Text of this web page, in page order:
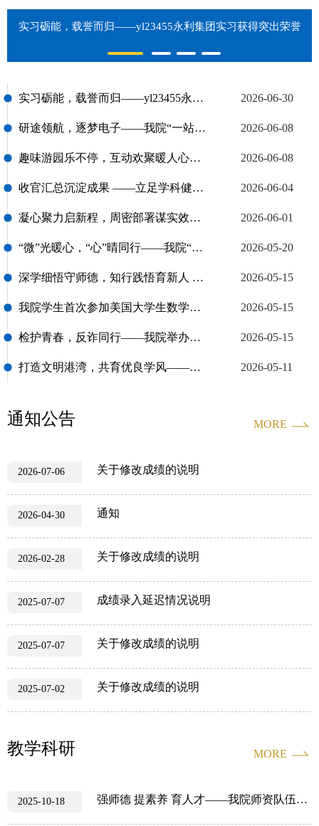
实习砺能，载誉而归——yl23455永利集团实习获得突出荣誉
实习砺能，载誉而归——yl23455永利集团实习获得突出荣誉 2026-06-30
研途领航，逐梦电子——我院“一站式”学生社区“书记工作坊”第十一篇——举办考研经验分享会 2026-06-08
趣味游园乐不停，互动欢聚暖人心——我院“一站式”学生社区暨“书记工作坊”第十篇——主题游园会 2026-06-08
收官汇总沉淀成果 ——立足学科健全师德长效机制 2026-06-04
凝心聚力启新程，周密部署谋实效——yl23455永利集团师德师风建设月全面启动 2026-06-01
“微”光暖心，“心”晴同行——我院“一站式”学生社区“书记工作坊”第八篇——心理困惑与成长指引小妙招分享 2026-05-20
深学细悟守师德，知行践悟育新人 ——扎实推进师德师风系列主题活动 2026-05-15
我院学生首次参加美国大学生数学建模竞赛获佳绩 2026-05-15
检护青春，反诈同行——我院举办保密宣传教育暨法治安全主题系列活动 2026-05-15
打造文明港湾，共育优良学风——我院文明宿舍创建活动圆满落幕 2026-05-11
MORE
通知公告
2026-07-06 关于修改成绩的说明
2026-04-30 通知
2026-02-28 关于修改成绩的说明
2025-07-07 成绩录入延迟情况说明
2025-07-07 关于修改成绩的说明
2025-07-02 关于修改成绩的说明
MORE
教学科研
2025-10-18 强师德 提素养 育人才——我院师资队伍建设成果